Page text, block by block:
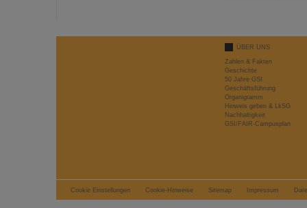
ÜBER UNS
Zahlen & Fakten
Geschichte
50 Jahre GSI
Geschäftsführung
Organigramm
Hinweis geben & LkSG
Nachhaltigkeit
GSI/FAIR-Campusplan
Cookie Einstellungen Cookie-Hinweise Sitemap Impressum